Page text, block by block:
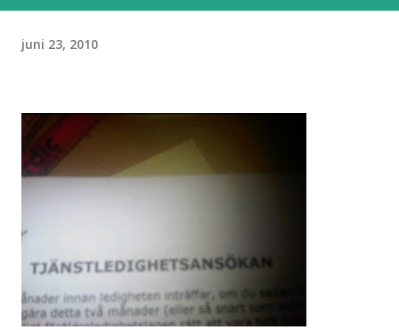
juni 23, 2010